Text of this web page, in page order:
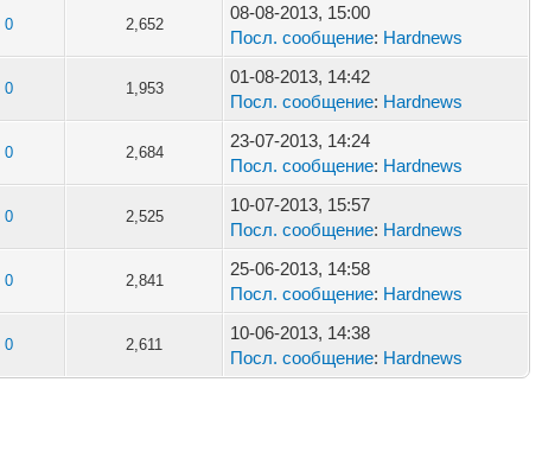
0 2,652
08-08-2013, 15:00
Посл. сообщение: Hardnews
0 1,953
01-08-2013, 14:42
Посл. сообщение: Hardnews
0 2,684
23-07-2013, 14:24
Посл. сообщение: Hardnews
0 2,525
10-07-2013, 15:57
Посл. сообщение: Hardnews
0 2,841
25-06-2013, 14:58
Посл. сообщение: Hardnews
0 2,611
10-06-2013, 14:38
Посл. сообщение: Hardnews